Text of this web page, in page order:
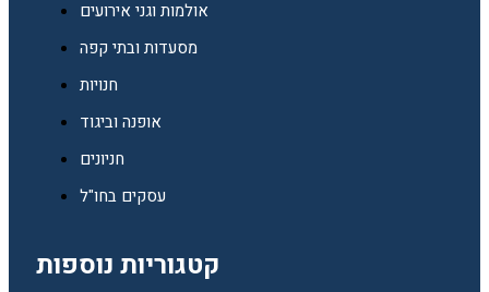
אולמות וגני אירועים
מסעדות ובתי קפה
חנויות
אופנה וביגוד
חניונים
עסקים בחו"ל
קטגוריות נוספות